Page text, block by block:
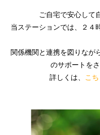
ご自宅で安心して
当ステーションでは、２４
関係機関と連携を図りなが
のサポートを
詳しくは、
こち